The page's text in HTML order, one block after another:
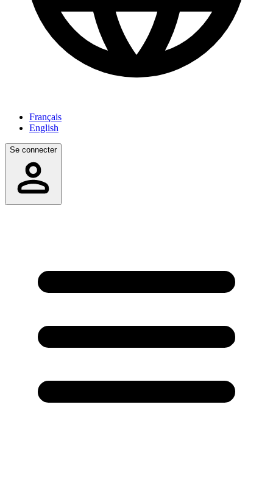
Français
English
Se connecter